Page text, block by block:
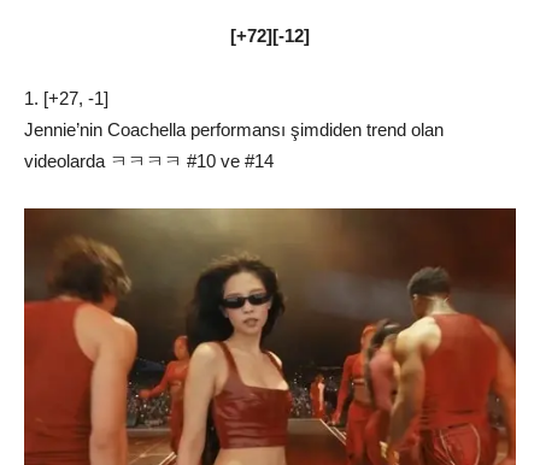
[+72][-12]
1. [+27, -1]
Jennie’nin Coachella performansı şimdiden trend olan
videolarda ㅋㅋㅋㅋ #10 ve #14